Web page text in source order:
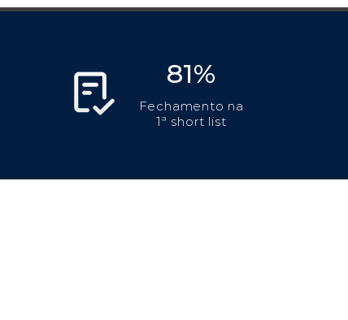
81%
Fechamento na
1ª short list